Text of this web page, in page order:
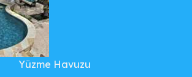
Yüzme Havuzu